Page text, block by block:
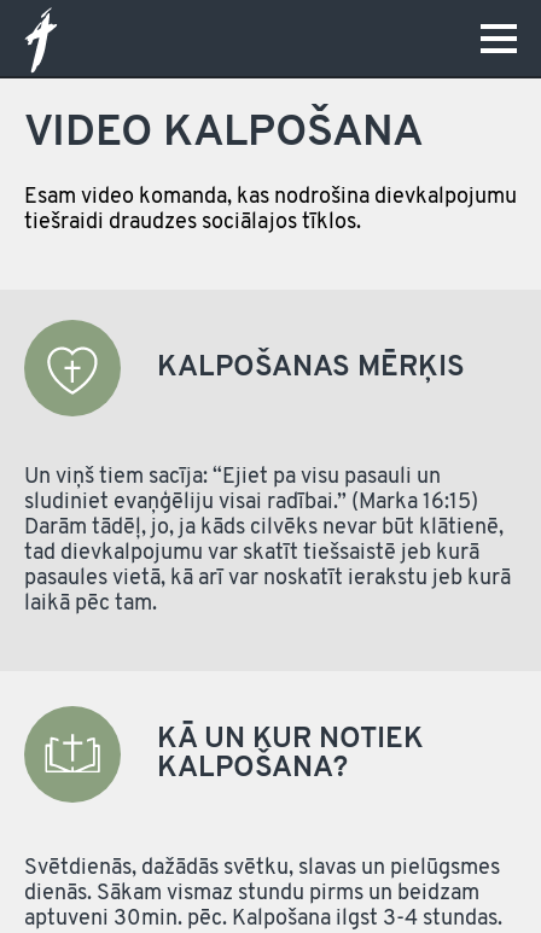
VIDEO KALPOŠANA
Esam video komanda, kas nodrošina dievkalpojumu
tiešraidi draudzes sociālajos tīklos.
KALPOŠANAS MĒRĶIS
Un viņš tiem sacīja: “Ejiet pa visu pasauli un
sludiniet evaņģēliju visai radībai.” (Marka 16:15)
Darām tādēļ, jo, ja kāds cilvēks nevar būt klātienē,
tad dievkalpojumu var skatīt tiešsaistē jeb kurā
pasaules vietā, kā arī var noskatīt ierakstu jeb kurā
laikā pēc tam.
KĀ UN KUR NOTIEK
KALPOŠANA?
Svētdienās, dažādās svētku, slavas un pielūgsmes
dienās. Sākam vismaz stundu pirms un beidzam
aptuveni 30min. pēc. Kalpošana ilgst 3-4 stundas.